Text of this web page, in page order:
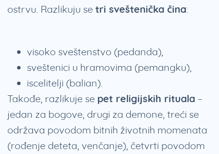
ostrvu. Razlikuju se tri sveštenička čina:
visoko sveštenstvo (pedanda),
sveštenici u hramovima (pemangku),
iscelitelji (balian).
Takođe, razlikuje se pet religijskih rituala –
jedan za bogove, drugi za demone, treći se
održava povodom bitnih životnih momenata
(rođenje deteta, venčanje), četvrti povodom